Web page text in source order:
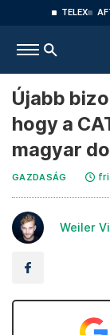
TELEX
Újabb
hogy a
magyar
GAZDASÁG
Weiler